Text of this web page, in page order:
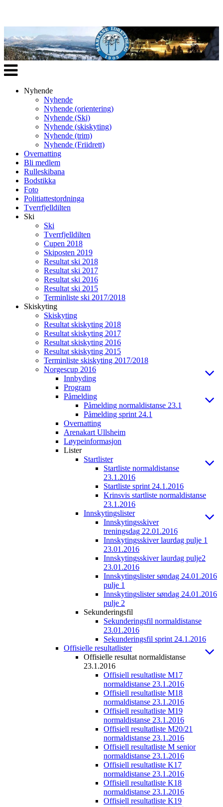
Veksle
navigasjon
Nyhende
Nyhende
Nyhende (orientering)
Nyhende (Ski)
Nyhende (skiskyting)
Nyhende (trim)
Nyhende (Friidrett)
Overnatting
Bli medlem
Rulleskibana
Bodstikka
Foto
Politiattestordninga
Tverrfjelldilten
Ski
Ski
Tverrfjelldilten
Cupen 2018
Skiposten 2019
Resultat ski 2018
Resultat ski 2017
Resultat ski 2016
Resultat ski 2015
Terminliste ski 2017/2018
Skiskyting
Skiskyting
Resultat skiskyting 2018
Resultat skiskyting 2017
Resultat skiskyting 2016
Resultat skiskyting 2015
Terminliste skiskyting 2017/2018
Norgescup 2016
Innbyding
Program
Påmelding
Påmelding normaldistanse 23.1
Påmelding sprint 24.1
Overnatting
Arenakart Ullsheim
Løypeinformasjon
Lister
Startlister
Startliste normaldistanse
23.1.2016
Startliste sprint 24.1.2016
Krinsvis startliste normaldistanse
23.1.2016
Innskytingslister
Innskytingsskiver
treningsdag 22.01.2016
Innskytingsskiver laurdag pulje 1
23.01.2016
Innskytingsskiver laurdag pulje2
23.01.2016
Innskytingslister søndag 24.01.2016
pulje 1
Innskytingslister søndag 24.01.2016
pulje 2
Sekunderingsfil
Sekunderingsfil normaldistanse
23.01.2016
Sekunderingsfil sprint 24.1.2016
Offisielle resultatlister
Offisielle resultat normaldistanse
23.1.2016
Offisiell resultatliste M17
normaldistanse 23.1.2016
Offisiell resultatliste M18
normaldistanse 23.1.2016
Offisiell resultatliste M19
normaldistanse 23.1.2016
Offisiell resultatliste M20/21
normaldistanse 23.1.2016
Offisiell resultatliste M senior
normaldistanse 23.1.2016
Offisiell resultatliste K17
normaldistanse 23.1.2016
Offisiell resultatliste K18
normaldistanse 23.1.2016
Offisiell resultatliste K19